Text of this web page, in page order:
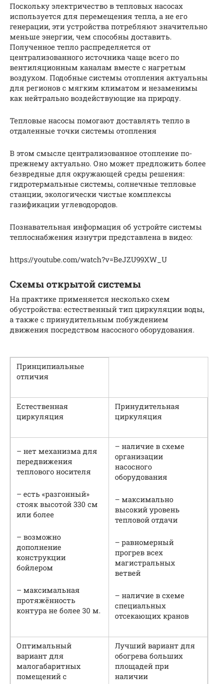
Поскольку электричество в тепловых насосах
используется для перемещения тепла, а не его
генерации, эти устройства потребляют значительно
меньше энергии, чем способны доставить.
Полученное тепло распределяется от
централизованного источника чаще всего по
вентиляционным каналам вместе с нагретым
воздухом. Подобные системы отопления актуальны
для регионов с мягким климатом и незаменимы
как нейтрально воздействующие на природу.
Тепловые насосы помогают доставлять тепло в
отдаленные точки системы отопления
В этом смысле централизованное отопление по-
прежнему актуально. Оно может предложить более
безвредные для окружающей среды решения:
гидротермальные системы, солнечные тепловые
станции, экологически чистые комплексы
газификации углеводородов.
Познавательная информация об устройте системы
теплоснабжения изнутри представлена в видео:
https://youtube.com/watch?v=BeJZU99XW_U
Схемы открытой системы
На практике применяется несколько схем
обустройства: естественный тип циркуляции воды,
а также с принудительным побуждением
движения посредством насосного оборудования.
Принципиальные
отличия
Естественная
циркуляция
Принудительная
циркуляция
– нет механизма для
передвижения
теплового носителя
– есть «разгонный»
стояк высотой 330 см
или более
– возможно
дополнение
конструкции
бойлером
– максимальная
протяжённость
контура не более 30 м.
– наличие в схеме
организации
насосного
оборудования
– максимально
высокий уровень
тепловой отдачи
– равномерный
прогрев всех
магистральных
ветвей
– наличие в схеме
специальных
отсекающих кранов
Оптимальный
вариант для
малогабаритных
помещений с
Лучший вариант для
обогрева больших
площадей при
наличии